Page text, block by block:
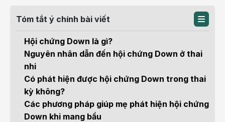
Tóm tắt ý chính bài viết
Hội chứng Down là gì?
Nguyên nhân dẫn đến hội chứng Down ở thai
nhi
Có phát hiện được hội chứng Down trong thai
kỳ không?
Các phương pháp giúp mẹ phát hiện hội chứng
Down khi mang bầu